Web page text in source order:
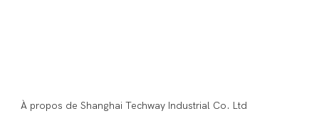
À propos de Shanghai Techway Industrial Co. Ltd